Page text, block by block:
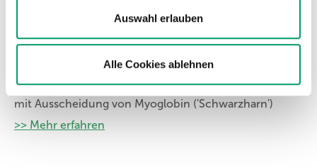
Auswahl erlauben
Alle Cookies ablehnen
Recurrent Exertional Rhabdomyolysis
Schwere Formen führen zum Zerfall der Muskelfasern
mit Ausscheidung von Myoglobin ('Schwarzharn')
>> Mehr erfahren